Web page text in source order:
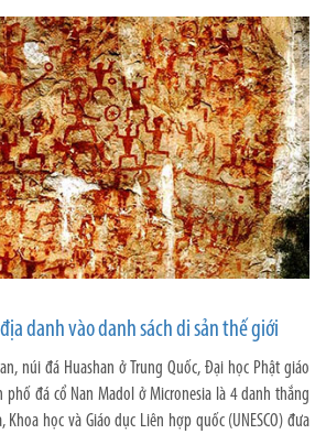
danh vào danh sách di sản thế giới
núi đá Huashan ở Trung Quốc, Đại học Phật giáo
phố đá cổ Nan Madol ở Micronesia là 4 danh thắng
Khoa học và Giáo dục Liên hợp quốc (UNESCO) đưa